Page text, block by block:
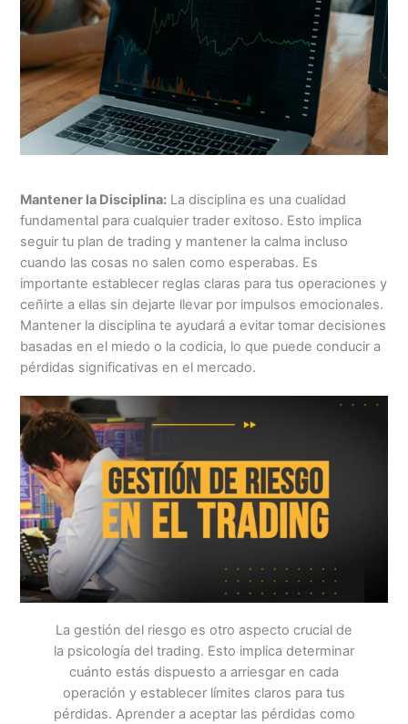
Mantener la Disciplina: La disciplina es una cualidad
fundamental para cualquier trader exitoso. Esto implica
seguir tu plan de trading y mantener la calma incluso
cuando las cosas no salen como esperabas. Es
importante establecer reglas claras para tus operaciones y
ceñirte a ellas sin dejarte llevar por impulsos emocionales.
Mantener la disciplina te ayudará a evitar tomar decisiones
basadas en el miedo o la codicia, lo que puede conducir a
pérdidas significativas en el mercado.
La gestión del riesgo es otro aspecto crucial de
la psicología del trading. Esto implica determinar
cuánto estás dispuesto a arriesgar en cada
operación y establecer límites claros para tus
pérdidas. Aprender a aceptar las pérdidas como